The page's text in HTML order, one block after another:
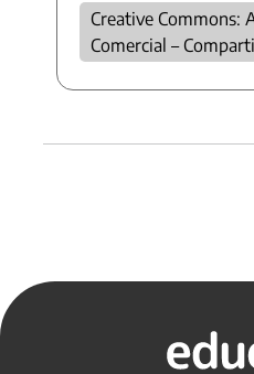
Creative Commons:
Comercial –